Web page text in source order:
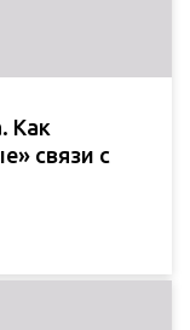
Как
связи с